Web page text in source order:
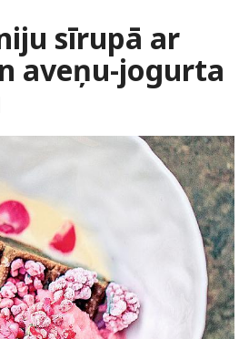
sīrupā ar
aveņu-jogurta